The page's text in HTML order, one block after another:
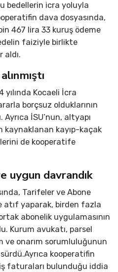
bedellerin icra yoluyla
dava dosyasında,
467 lira 33 kuruş ödeme
faiziyle birlikte
aldı.
Kocaeli İcra
borçsuz olduklarının
İSU’nun, altyapı
kaynaklanan kayıp-kaçak
de kooperatife
uygun davrandık
Tarifeler ve Abone
atıf yaparak, birden fazla
abonelik uygulamasının
Kurum avukatı, parsel
ve onarım sorumluluğunun
kooperatifin
faturaları bulunduğu iddia